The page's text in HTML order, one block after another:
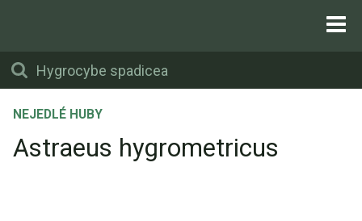
NEJEDLÉ HUBY
Astraeus hygrometricus